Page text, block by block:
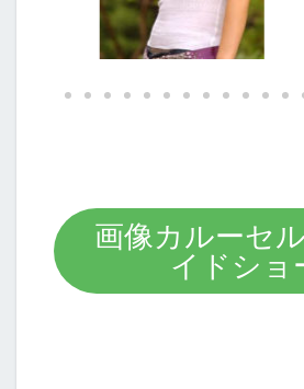
画像カルーセ
イドショ